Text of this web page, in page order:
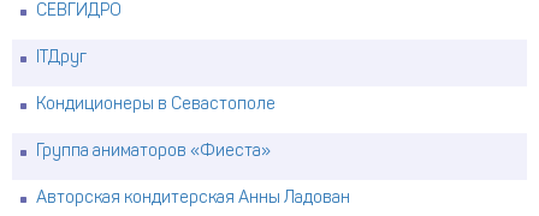
СЕВГИДРО
ITДруг
Кондиционеры в Севастополе
Группа аниматоров «Фиеста»
Авторская кондитерская Анны Ладован